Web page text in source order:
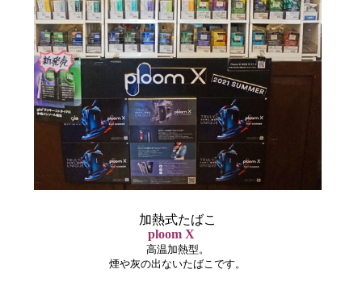
加熱式たばこ
ploom X
高温加熱型。
煙や灰の出ないたばこです。